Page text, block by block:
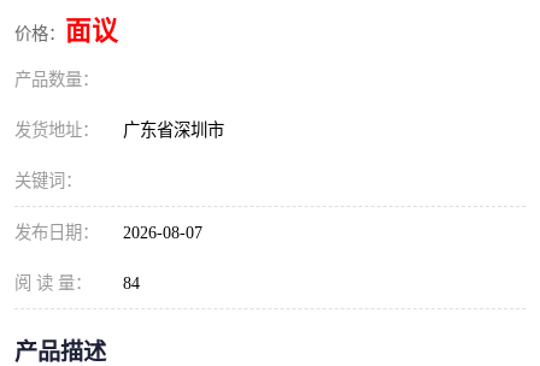
价格： 面议
产品数量：
发货地址： 广东省深圳市
关键词：
发布日期： 2026-08-07
阅 读 量： 84
产品描述